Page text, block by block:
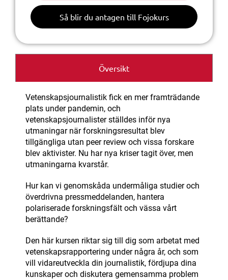
Så blir du antagen till Fojokurs
Översikt
Vetenskapsjournalistik fick en mer framträdande
plats under pandemin, och
vetenskapsjournalister ställdes inför nya
utmaningar när forskningsresultat blev
tillgängliga utan peer review och vissa forskare
blev aktivister. Nu har nya kriser tagit över, men
utmaningarna kvarstår.
Hur kan vi genomskåda undermåliga studier och
överdrivna pressmeddelanden, hantera
polariserade forskningsfält och vässa vårt
berättande?
Den här kursen riktar sig till dig som arbetat med
vetenskapsrapportering under några år, och som
vill vidareutveckla din journalistik, fördjupa dina
kunskaper och diskutera gemensamma problem